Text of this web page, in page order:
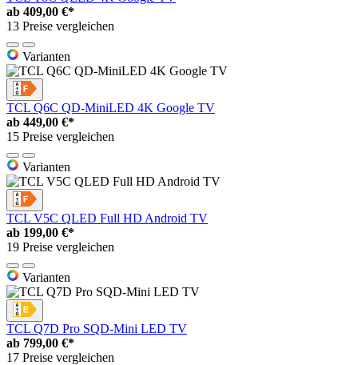
ab 409,00 €*
13 Preise vergleichen
Varianten
TCL Q6C QD-MiniLED 4K Google TV
ab 449,00 €*
15 Preise vergleichen
Varianten
TCL V5C QLED Full HD Android TV
ab 199,00 €*
19 Preise vergleichen
Varianten
TCL Q7D Pro SQD-Mini LED TV
ab 799,00 €*
17 Preise vergleichen